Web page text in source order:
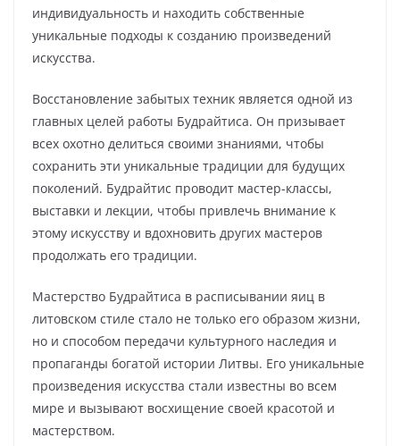
индивидуальность и находить собственные
уникальные подходы к созданию произведений
искусства.
Восстановление забытых техник является одной из
главных целей работы Будрайтиса. Он призывает
всех охотно делиться своими знаниями, чтобы
сохранить эти уникальные традиции для будущих
поколений. Будрайтис проводит мастер-классы,
выставки и лекции, чтобы привлечь внимание к
этому искусству и вдохновить других мастеров
продолжать его традиции.
Мастерство Будрайтиса в расписывании яиц в
литовском стиле стало не только его образом жизни,
но и способом передачи культурного наследия и
пропаганды богатой истории Литвы. Его уникальные
произведения искусства стали известны во всем
мире и вызывают восхищение своей красотой и
мастерством.